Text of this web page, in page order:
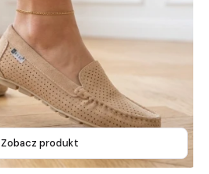
Zobacz produkt